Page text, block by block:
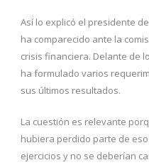
Así lo explicó el presidente
ha comparecido ante la
crisis financiera. Delante de
ha formulado varios
sus últimos resultados.
La cuestión es relevante
hubiera perdido parte de
ejercicios y no se deberían